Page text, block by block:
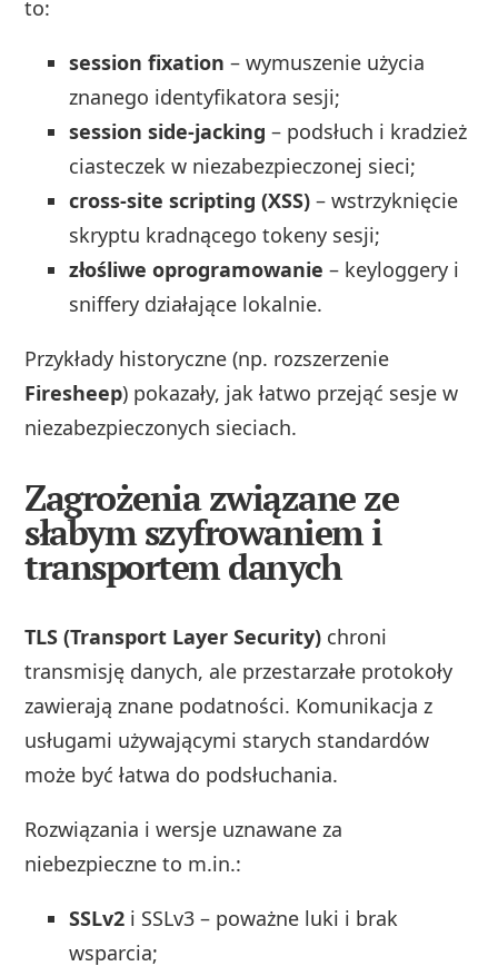
to:
session fixation – wymuszenie użycia
znanego identyfikatora sesji;
session side‑jacking – podsłuch i kradzież
ciasteczek w niezabezpieczonej sieci;
cross‑site scripting (XSS) – wstrzyknięcie
skryptu kradnącego tokeny sesji;
złośliwe oprogramowanie – keyloggery i
sniffery działające lokalnie.
Przykłady historyczne (np. rozszerzenie
Firesheep) pokazały, jak łatwo przejąć sesje w
niezabezpieczonych sieciach.
Zagrożenia związane ze
słabym szyfrowaniem i
transportem danych
TLS (Transport Layer Security) chroni
transmisję danych, ale przestarzałe protokoły
zawierają znane podatności. Komunikacja z
usługami używającymi starych standardów
może być łatwa do podsłuchania.
Rozwiązania i wersje uznawane za
niebezpieczne to m.in.:
SSLv2 i SSLv3 – poważne luki i brak
wsparcia;